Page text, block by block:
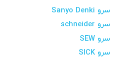
سرو Sanyo Denki
سرو schneider
سرو SEW
سرو SICK